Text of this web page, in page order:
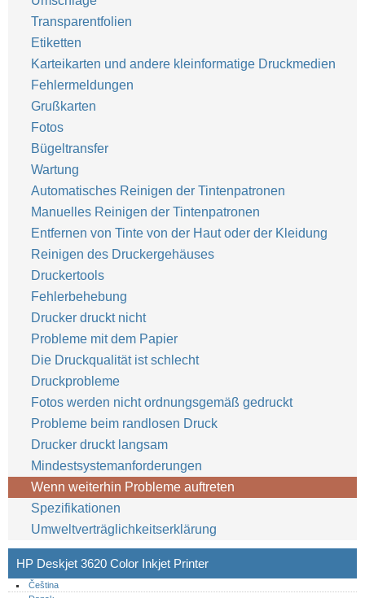
Transparentfolien
Etiketten
Karteikarten und andere kleinformatige Druckmedien
Fehlermeldungen
Grußkarten
Fotos
Bügeltransfer
Wartung
Automatisches Reinigen der Tintenpatronen
Manuelles Reinigen der Tintenpatronen
Entfernen von Tinte von der Haut oder der Kleidung
Reinigen des Druckergehäuses
Druckertools
Fehlerbehebung
Drucker druckt nicht
Probleme mit dem Papier
Die Druckqualität ist schlecht
Druckprobleme
Fotos werden nicht ordnungsgemäß gedruckt
Probleme beim randlosen Druck
Drucker druckt langsam
Mindestsystemanforderungen
Wenn weiterhin Probleme auftreten
Spezifikationen
Umweltverträglichkeitserklärung
HP Deskjet 3620 Color Inkjet Printer
Čeština